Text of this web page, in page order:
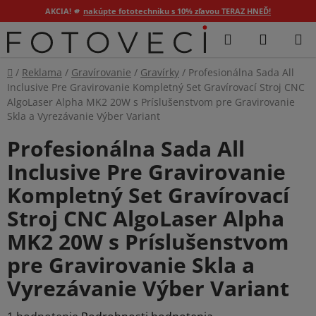
AKCIA! 🫵 nakúpte fototechniku s 10% zľavou TERAZ HNEĎ!
Prejsť
na
Hľadať
Domov
/ Reklama / Gravírovanie / Gravírky / Profesionálna Sada All
Inclusive Pre Gravirovanie Kompletný Set Gravírovací Stroj CNC
AlgoLaser Alpha MK2 20W s Príslušenstvom pre Gravirovanie
Skla a Vyrezávanie Výber Variant
Profesionálna Sada All
Inclusive Pre Gravirovanie
Kompletný Set Gravírovací
Stroj CNC AlgoLaser Alpha
MK2 20W s Príslušenstvom
pre Gravirovanie Skla a
Vyrezávanie Výber Variant